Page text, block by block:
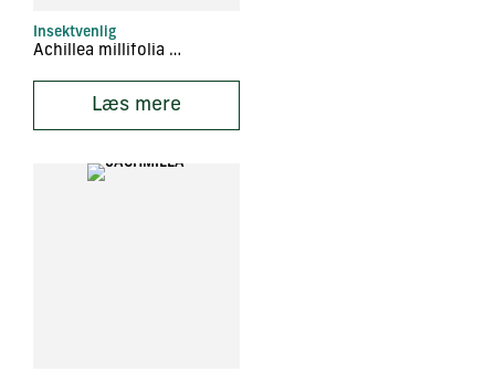
Insektvenlig
Achillea millifolia ‘Sammetriese’
Læs mere